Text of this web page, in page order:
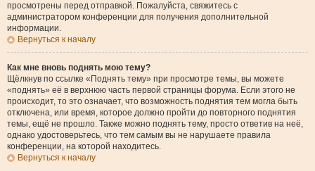
просмотрены перед отправкой. Пожалуйста, свяжитесь с
администратором конференции для получения дополнительной
информации.
Вернуться к началу
Как мне вновь поднять мою тему?
Щёлкнув по ссылке «Поднять тему» при просмотре темы, вы можете
«поднять» её в верхнюю часть первой страницы форума. Если этого не
происходит, то это означает, что возможность поднятия тем могла быть
отключена, или время, которое должно пройти до повторного поднятия
темы, ещё не прошло. Также можно поднять тему, просто ответив на неё,
однако удостоверьтесь, что тем самым вы не нарушаете правила
конференции, на которой находитесь.
Вернуться к началу